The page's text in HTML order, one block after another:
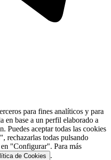
para fines analíticos y para
en base a un perfil elaborado a
Puedes aceptar todas las cookies
rechazarlas todas pulsando
"Configurar". Para más
de Cookies .